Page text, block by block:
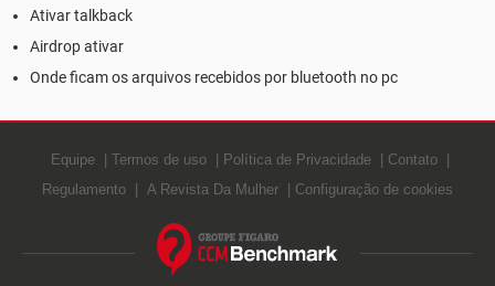
Ativar talkback
Airdrop ativar
Onde ficam os arquivos recebidos por bluetooth no pc
Equipe Termos de uso Política de Privacidade
Contato
Regulamento
A Revista Da Mulher Configuração de cookies